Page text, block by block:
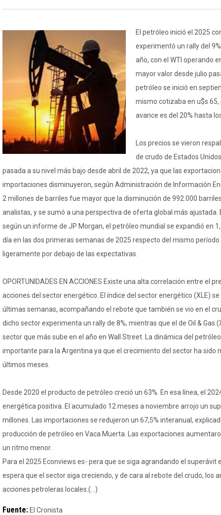
El petróleo inició el 2025
experimentó un rally del
año, con el WTI operando
mayor valor desde julio
petróleo se inició en
mismo cotizaba en u$s
avance es del 20% hasta
Los precios se vieron
de crudo de Estados
pasada a su nivel más bajo desde abril de 2022, ya que las
importaciones disminuyeron, según Administración de Información
2 millones de barriles fue mayor que la disminución de 992.000
analistas, y se sumó a una perspectiva de oferta global más ajustada.
según un informe de JP Morgan, el petróleo mundial se expandió en
día en las dos primeras semanas de 2025 respecto del mismo
ligeramente por debajo de las expectativas.
OPORTUNIDADES EN ACCIONES Existe una alta correlación entre el
acciones del sector energético. El índice del sector energético (XLE)
últimas semanas, acompañando el rebote que también se vio en el
dicho sector experimenta un rally de 8%, mientras que el de Oil & Gas
sector que más sube en el año en Wall Street. La dinámica del
importante para la Argentina ya que el crecimiento del sector ha sido
últimos meses.
Desde 2020 el producto de petróleo creció un 63%. En esa línea, el
energética positiva. El acumulado 12 meses a noviembre arrojo un
millones. Las importaciones se redujeron un 67,5% interanual,
producción de petróleo en Vaca Muerta. Las exportaciones
un ritmo menor.
Para el 2025 Econviews es- pera que se siga agrandando el superávit
espera que el sector siga creciendo, y de cara al rebote del crudo, los
acciones petroleras locales.(...)
Fuente: El Cronista